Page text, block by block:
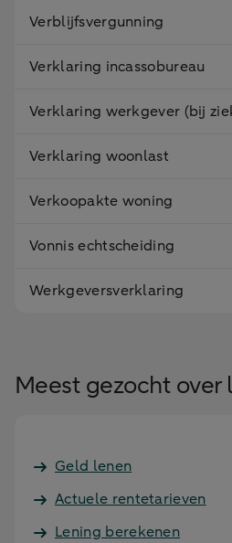
Verblijfsvergunning
Verklaring incassobureau
Verklaring werkgever (bij
Verklaring woonlast
Verkoopakte woning
Vonnis echtscheiding
Werkgeversverklaring
Meest gezocht over
Geld lenen
Actuele rentetarieven
Lening berekenen